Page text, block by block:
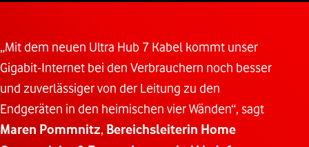
„Mit dem neuen Ultra Hub 7 Kabel kommt unser
Gigabit-Internet bei den Verbrauchern noch besser
und zuverlässiger von der Leitung zu den
Endgeräten in den heimischen vier Wänden“, sagt
Maren Pommnitz, Bereichsleiterin Home